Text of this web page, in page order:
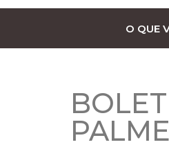
O QUE